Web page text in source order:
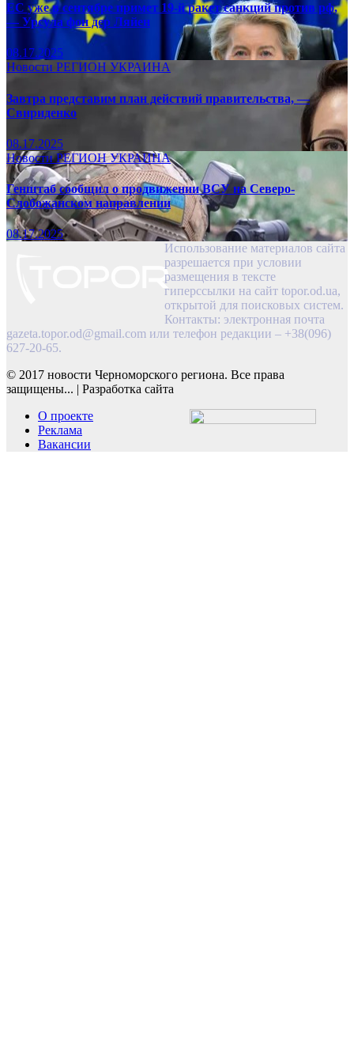
ЕС уже в сентябре примет 19-й ракет санкций против рф,
— Урсула фон дер Ляйен
08.17.2025
Новости РЕГИОН УКРАИНА
Завтра представим план действий правительства, —
Свириденко
08.17.2025
НовостиРЕГИОНУКРАИНА
Генштаб сообщил о продвижении ВСУ на Северо-
Слобожанском направлении
08.17.2025
Использование материалов сайта
разрешается при условии
размещения в тексте
гиперссылки на сайт topor.od.ua,
открытой для поисковых систем.
Контакты: электронная почта
gazeta.topor.od@gmail.com или телефон редакции – +38(096)
627-20-65.
© 2017 новости Черноморского региона. Все права
защищены...
Разработка сайта
О проекте
Реклама
Вакансии